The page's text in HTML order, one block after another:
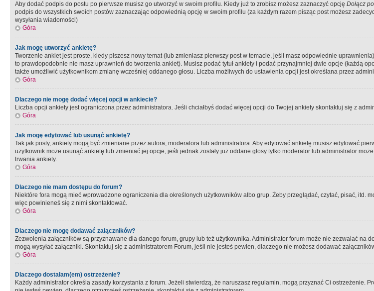
Aby dodać podpis do postu po pierwsze musisz go utworzyć w swoim profilu. Kiedy już to zrobisz możesz zaznaczyć opcję Dołącz
podpis do wszystkich swoich postów zaznaczając odpowiednią opcję w swoim profilu (za każdym razem pisząc post możesz
wysyłania wiadomości)
Góra
Jak mogę utworzyć ankietę?
Tworzenie ankiet jest proste, kiedy piszesz nowy temat (lub zmieniasz pierwszy post w temacie, jeśli masz odpowiednie
to prawdopodobnie nie masz uprawnień do tworzenia ankiet). Musisz podać tytuł ankiety i podać przynajmniej dwie opcje (każdą
także umożliwić użytkownikom zmianę wcześniej oddanego głosu. Liczba możliwych do ustawienia opcji jest określana przez
Góra
Dlaczego nie mogę dodać więcej opcji w ankiecie?
Liczba opcji ankiety jest ograniczona przez administratora. Jeśli chciałbyś dodać więcej opcji do Twojej ankiety skontaktuj się z
Góra
Jak mogę edytować lub usunąć ankietę?
Tak jak posty, ankiety mogą być zmieniane przez autora, moderatora lub administratora. Aby edytować ankietę musisz edytować
użytkownik może usunąć ankietę lub zmieniać jej opcje, jeśli jednak zostały już oddane głosy tylko moderator lub administrator
trwania ankiety.
Góra
Dlaczego nie mam dostępu do forum?
Niektóre fora mogą mieć wprowadzone ograniczenia dla określonych użytkowników albo grup. Żeby przeglądać, czytać, pisać,
więc powinieneś się z nimi skontaktować.
Góra
Dlaczego nie mogę dodawać załączników?
Zezwolenia załączników są przyznawane dla danego forum, grupy lub też użytkownika. Administrator forum może nie zezwalać
mogą wysyłać załączniki. Skontaktuj się z administratorem Forum, jeśli nie jesteś pewien, dlaczego nie możesz dodawać
Góra
Dlaczego dostałam(em) ostrzeżenie?
Każdy administrator określa zasady korzystania z forum. Jeżeli stwierdzą, że naruszasz regulamin, mogą przyznać Ci ostrzeżenie.